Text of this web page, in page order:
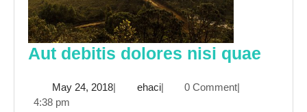
Aut debitis dolores nisi quae
May 24, 2018May
| ehaciehaci
| 0 Comment|
4:38 pm